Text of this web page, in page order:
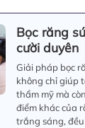
Bọc răng
cười duyên
Giải pháp bọc
không chỉ giúp
thẩm mỹ mà
điểm khác của
trắng sáng,